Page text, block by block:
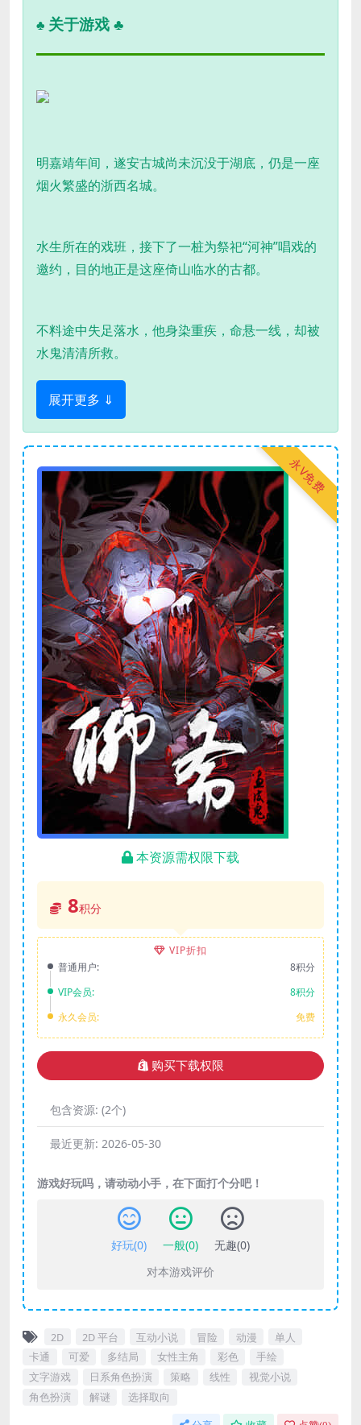
♣ 关于游戏 ♣
明嘉靖年间，遂安古城尚未沉没于湖底，仍是一座
烟火繁盛的浙西名城。
水生所在的戏班，接下了一桩为祭祀“河神”唱戏的
邀约，目的地正是这座倚山临水的古都。
不料途中失足落水，他身染重疾，命悬一线，却被
水鬼清清所救。
展开更多 ⇓
永V免费
本资源需权限下载
8积分
VIP折扣
普通用户:
8积分
VIP会员:
8积分
永久会员:
免费
购买下载权限
包含资源: (2个)
最近更新: 2026-05-30
游戏好玩吗，请动动小手，在下面打个分吧！
好玩(0) 一般(0) 无趣(0)
对本游戏评价
2D 2D 平台 互动小说 冒险 动漫
单人
卡通
可爱 多结局 女性主角 彩色
手绘
文字游戏
日系角色扮演 策略 线性
视觉小说
角色扮演
解谜 选择取向